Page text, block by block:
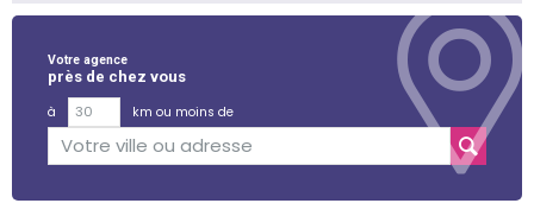
Votre agence
près de chez vous
à
km ou moins de